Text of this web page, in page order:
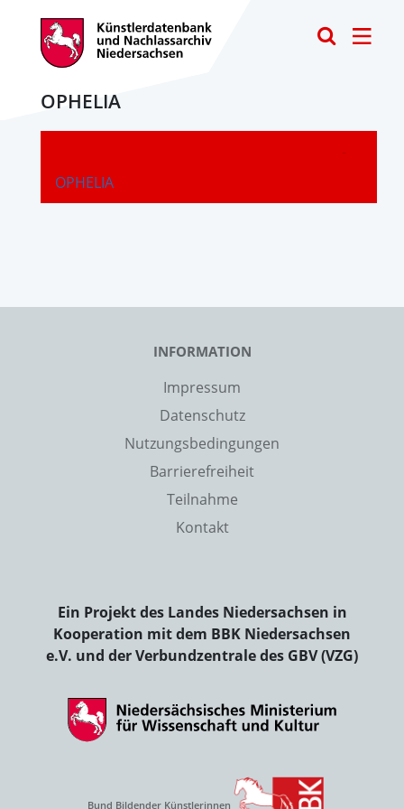
OPHELIA
OPHELIA
-
INFORMATION
Impressum
Datenschutz
Nutzungsbedingungen
Barrierefreiheit
Teilnahme
Kontakt
Ein Projekt des Landes Niedersachsen in
Kooperation mit dem BBK Niedersachsen
e.V. und der Verbundzentrale des GBV (VZG)
Bund Bildender Künstlerinnen